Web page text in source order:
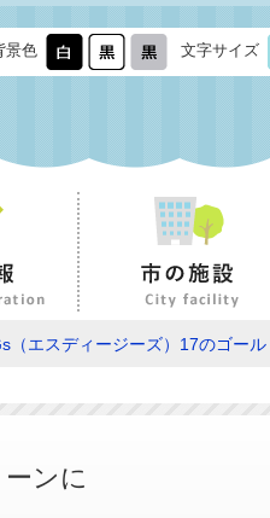
景色 文字サイズ
（エスディージーズ）17のゴール
ンに